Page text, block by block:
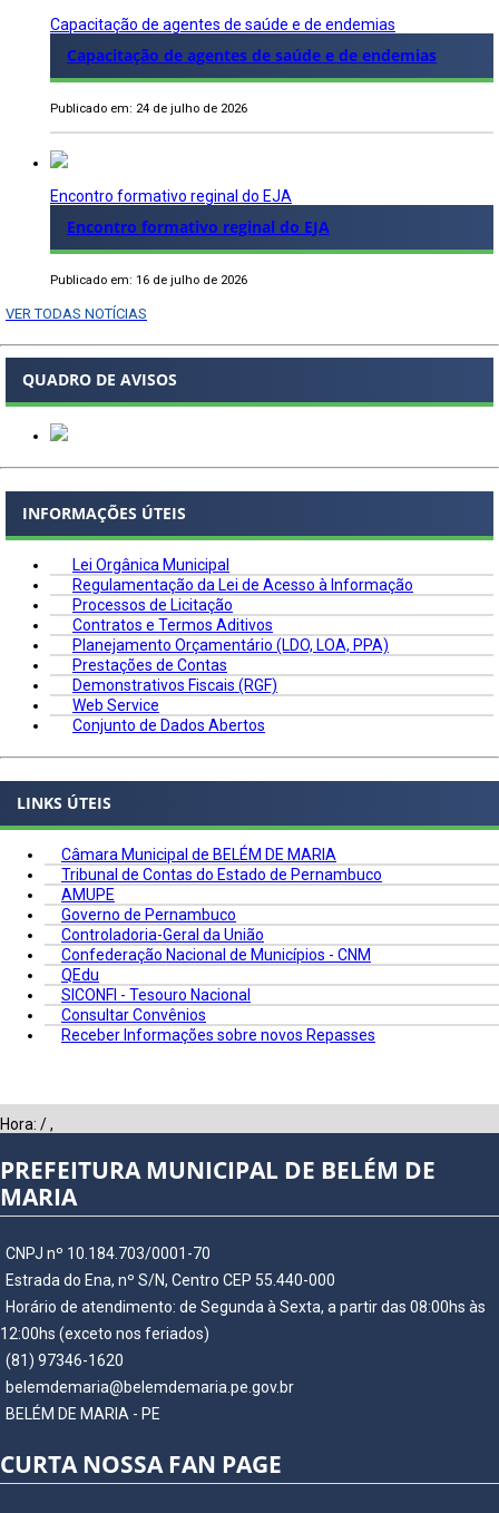
Capacitação de agentes de saúde e de endemias
Capacitação de agentes de saúde e de endemias
Publicado em: 24 de julho de 2026
Encontro formativo reginal do EJA
Encontro formativo reginal do EJA
Publicado em: 16 de julho de 2026
VER TODAS NOTÍCIAS
QUADRO DE AVISOS
INFORMAÇÕES ÚTEIS
Lei Orgânica Municipal
Regulamentação da Lei de Acesso à Informação
Processos de Licitação
Contratos e Termos Aditivos
Planejamento Orçamentário (LDO, LOA, PPA)
Prestações de Contas
Demonstrativos Fiscais (RGF)
Web Service
Conjunto de Dados Abertos
LINKS ÚTEIS
Câmara Municipal de BELÉM DE MARIA
Tribunal de Contas do Estado de Pernambuco
AMUPE
Governo de Pernambuco
Controladoria-Geral da União
Confederação Nacional de Municípios - CNM
QEdu
SICONFI - Tesouro Nacional
Consultar Convênios
Receber Informações sobre novos Repasses
Hora: /,
PREFEITURA MUNICIPAL DE BELÉM DE
MARIA
CNPJ nº 10.184.703/0001-70
Estrada do Ena, nº S/N, Centro CEP 55.440-000
Horário de atendimento: de Segunda à Sexta, a partir das 08:00hs às
12:00hs (exceto nos feriados)
(81) 97346-1620
belemdemaria@belemdemaria.pe.gov.br
BELÉM DE MARIA - PE
CURTA NOSSA FAN PAGE